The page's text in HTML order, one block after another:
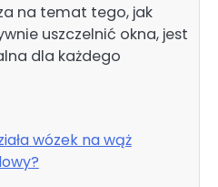
na temat tego, jak
uszczelnić okna, jest
dla każdego
wózek na wąż